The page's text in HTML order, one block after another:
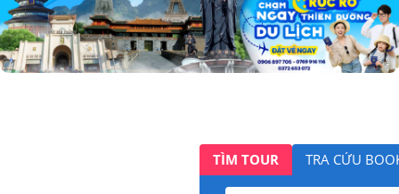
TÌM TOUR TRA CỨU